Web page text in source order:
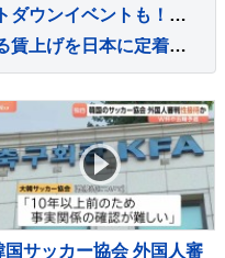
お得なサービスに…カウントダウンイベントも！末広がりの「八」が並ぶ令和8年8月8日に日本列島が大盛り上がり！【Nスタ解説】
高市総理「物価上昇を上回る賃上げを日本に定着させる」 国家公務員月給3.51％増へ 人事院の勧告を受け
国サッカー協会 外国人審